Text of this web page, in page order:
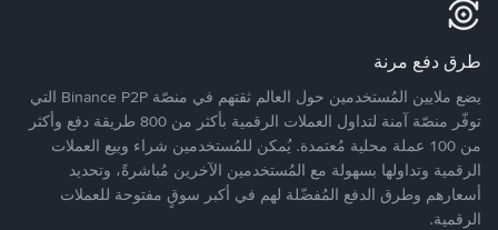
طرق دفع مرنة
يضع ملايين المُستخدمين حول العالم ثقتهم في منصّة Binance P2P التي
توفّر منصّة آمنة لتداول العملات الرقمية بأكثر من 800 طريقة دفع وأكثر
من 100 عملة محلية مُعتمدة. يُمكن للمُستخدمين شراء وبيع العملات
الرقمية وتداولها بسهولة مع المُستخدمين الآخرين مُباشرةً، وتحديد
أسعارهم وطرق الدفع المُفضّلة لهم في أكبر سوقٍ مفتوحة للعملات
الرقمية.